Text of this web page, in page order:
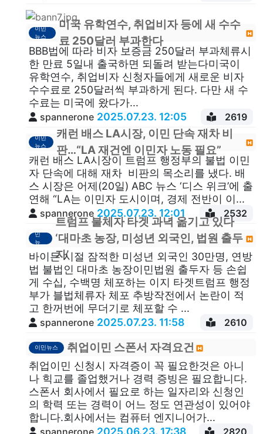
이민
뉴스
미국 유학연수, 취업비자 등에 새 수수
료 250달러 부과한다
BBB법에 따라 비자 보증금 250달러 부과체류시
한 만료 5일내 출국하면 되돌려 받는다미국이
유학연수, 취업비자 신청자들에게 새로운 비자
수수료로 250달러씩 부과하게 된다. 다만 새 수
수료는 미국에 왔다가...
spannerone 2025.07.23. 12:05 2619
이민
뉴스
캐런 배스 LA시장, 이민 단속 재차 비
판…“LA 재건엔 이민자 노동 필요”
캐런 배스 LA시장이 트럼프 행정부의 불법 이민
자 단속에 대해 재차 비판의 목소리를 냈다. 배
스 시장은 어제(20일) ABC 뉴스 ‘디스 위크’에 출
연해 “LA는 이민자 도시이며, 경제 전반이 이...
spannerone 2025.07.23. 12:01 2532
민
뉴
트럼프 불체자 타겟 과녁 옮기고 있다
‘대마초 농장, 미성년 외국인, 법원 출두
자’
바이든 시절 잠적한 미성년 외국인 30만명, 연방
법 불법인 대마초 농장이민법원 출두자 등 손쉽
게 수십, 수백명 체포하는 이지 타겟트럼프 행정
부가 블법체류자 체포 추방작전에서 논란이 적
고 한꺼번에 무더기로 체포할 수 ...
spannerone 2025.07.23. 11:58 2610
이민뉴스 취업이민 스폰서 자격요건
취업이민 신청시 자격증이 꼭 필요한것은 아니
나 힉교를 졸업했거나 경력 증빙은 필요합니다.
스폰서 회사에서 필요로 하는 일자리와 신청인
의 학력 또는 경력이 어느 정도 연관성이 있어야
합니다.회사에서는 컴퓨터 엔지니어가...
spannerone 2025.06.23. 17:38 2820